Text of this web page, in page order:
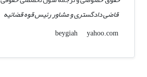
قاضی دادگستری و مشاور رئیس قوه قضائیه
beygiah
yahoo.com